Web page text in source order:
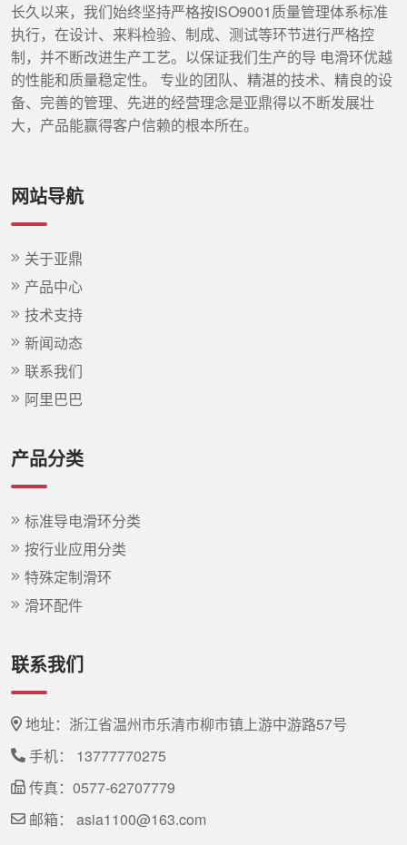
长久以来，我们始终坚持严格按ISO9001质量管理体系标准
执行，在设计、来料检验、制成、测试等环节进行严格控
制，并不断改进生产工艺。以保证我们生产的导 电滑环优越
的性能和质量稳定性。 专业的团队、精湛的技术、精良的设
备、完善的管理、先进的经营理念是亚鼎得以不断发展壮
大，产品能赢得客户信赖的根本所在。
网站导航
关于亚鼎
产品中心
技术支持
新闻动态
联系我们
阿里巴巴
产品分类
标准导电滑环分类
按行业应用分类
特殊定制滑环
滑环配件
联系我们
地址：浙江省温州市乐清市柳市镇上游中游路57号
手机： 13777770275
传真：0577-62707779
邮箱： asia1100@163.com